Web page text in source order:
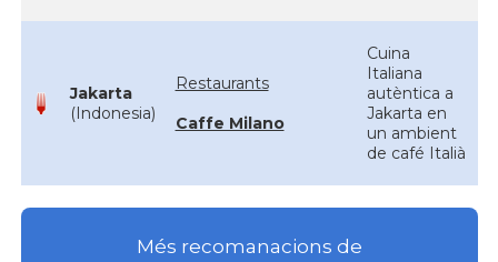
Jakarta
(Indonesia)
Restaurants
Caffe Milano
Cuina
Italiana
autèntica a
Jakarta en
un ambient
de café Italià
Més recomanacions de